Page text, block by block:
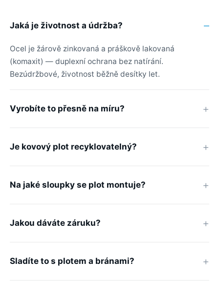
Jaká je životnost a údržba?
Ocel je žárově zinkovaná a práškově lakovaná
(komaxit) — duplexní ochrana bez natírání.
Bezúdržbové, životnost běžně desítky let.
Vyrobíte to přesně na míru?
Je kovový plot recyklovatelný?
Na jaké sloupky se plot montuje?
Jakou dáváte záruku?
Sladíte to s plotem a bránami?